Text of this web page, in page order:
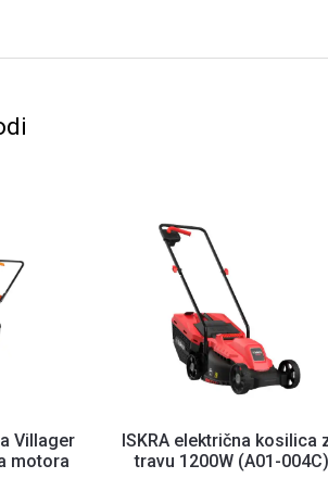
Villager
motora
ISKRA električna kosilica
travu 1200W (A01-004C)